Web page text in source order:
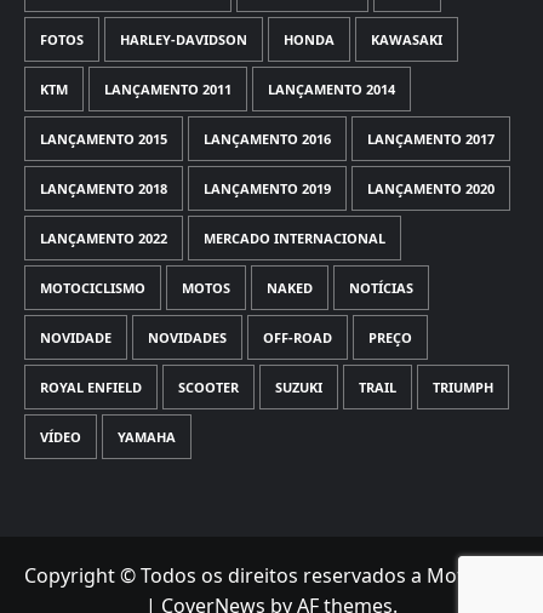
FOTOS HARLEY-DAVIDSON HONDA KAWASAKI
KTM LANÇAMENTO 2011 LANÇAMENTO 2014
LANÇAMENTO 2015 LANÇAMENTO 2016 LANÇAMENTO 2017
LANÇAMENTO 2018 LANÇAMENTO 2019 LANÇAMENTO 2020
LANÇAMENTO 2022 MERCADO INTERNACIONAL
MOTOCICLISMO MOTOS NAKED NOTÍCIAS
NOVIDADE NOVIDADES OFF-ROAD PREÇO
ROYAL ENFIELD SCOOTER SUZUKI TRAIL TRIUMPH
VÍDEO YAMAHA
Copyright © Todos os direitos reservados a Motorede
| CoverNews by AF themes.